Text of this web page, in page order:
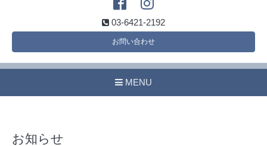
03-6421-2192
お問い合わせ
MENU
お知らせ